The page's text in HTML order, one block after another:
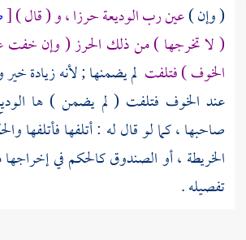
( وإن )عين رب الوديعة حرزا ، و ( قال )[
( لا تخرجها ) من ذلك الحرز ( وإن خفت
الخوف ) فتلفت لم يضمنها ; لأنه زيادة
عند الخوف فتلفت ( لم يضمن ) ها
صاحبها ، كما لو قال له : أتلفها فأتلفها
الخريطة ، أو الصندوق كالحكم في إخراجها
تفصيله .